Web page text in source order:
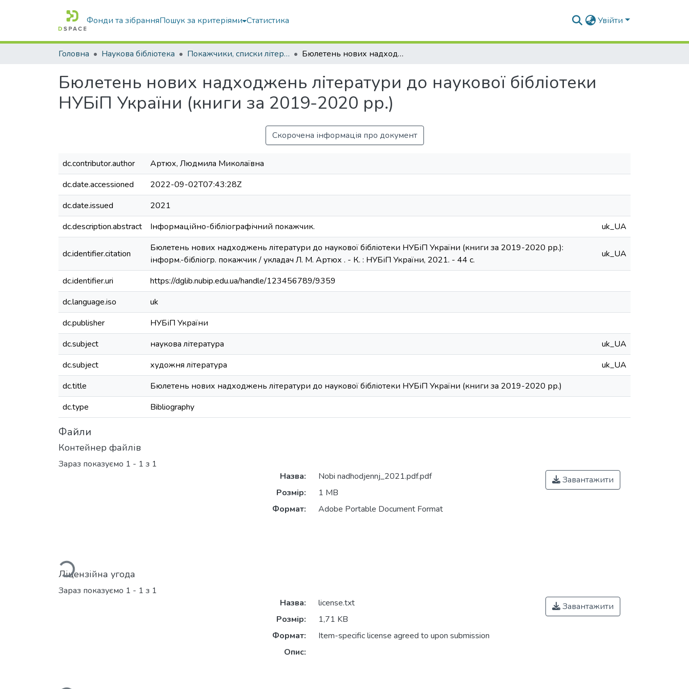
Фонди та зібранняПошук за критеріями Статистика Увійти
Головна Наукова бібліотека Покажчики, списки літератури, сценарії, методичні розробки Бюлетень нових надходжень літератури до наукової бібліотеки НУБіП України (книги за 2019-2020 рр.)
Бюлетень нових надходжень літератури до наукової бібліотеки
НУБіП України (книги за 2019-2020 рр.)
Скорочена інформація про документ
dc.contributor.author
Артюх, Людмила Миколаївна
dc.date.accessioned
2022-09-02T07:43:28Z
dc.date.issued
2021
dc.description.abstract
Інформаційно-бібліографічний покажчик. uk_UA
dc.identifier.citation
Бюлетень нових надходжень літератури до наукової бібліотеки НУБіП України (книги за 2019-2020 рр.):
інформ.-бібліогр. покажчик / укладач Л. М. Артюх . - К. : НУБіП України, 2021. - 44 с.
uk_UA
dc.identifier.uri
https://dglib.nubip.edu.ua/handle/123456789/9359
dc.language.iso
uk
dc.publisher
НУБіП України
dc.subject
наукова література
uk_UA
dc.subject
художня література
uk_UA
dc.title
Бюлетень нових надходжень літератури до наукової бібліотеки НУБіП України (книги за 2019-2020 рр.)
dc.type
Bibliography
Файли
Контейнер файлів
Зараз показуємо 1 - 1 з 1
Вантажиться...
Назва:
Nobi nadhodjennj_2021.pdf.pdf
Розмір:
1 MB
Формат:
Adobe Portable Document Format
Завантажити
Ліцензійна угода
Зараз показуємо 1 - 1 з 1
Вантажиться...
Назва:
license.txt
Розмір:
1,71 KB
Формат:
Item-specific license agreed to upon submission
Опис:
Завантажити